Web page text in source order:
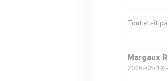
Tout était
Margaux R
2026-05-16